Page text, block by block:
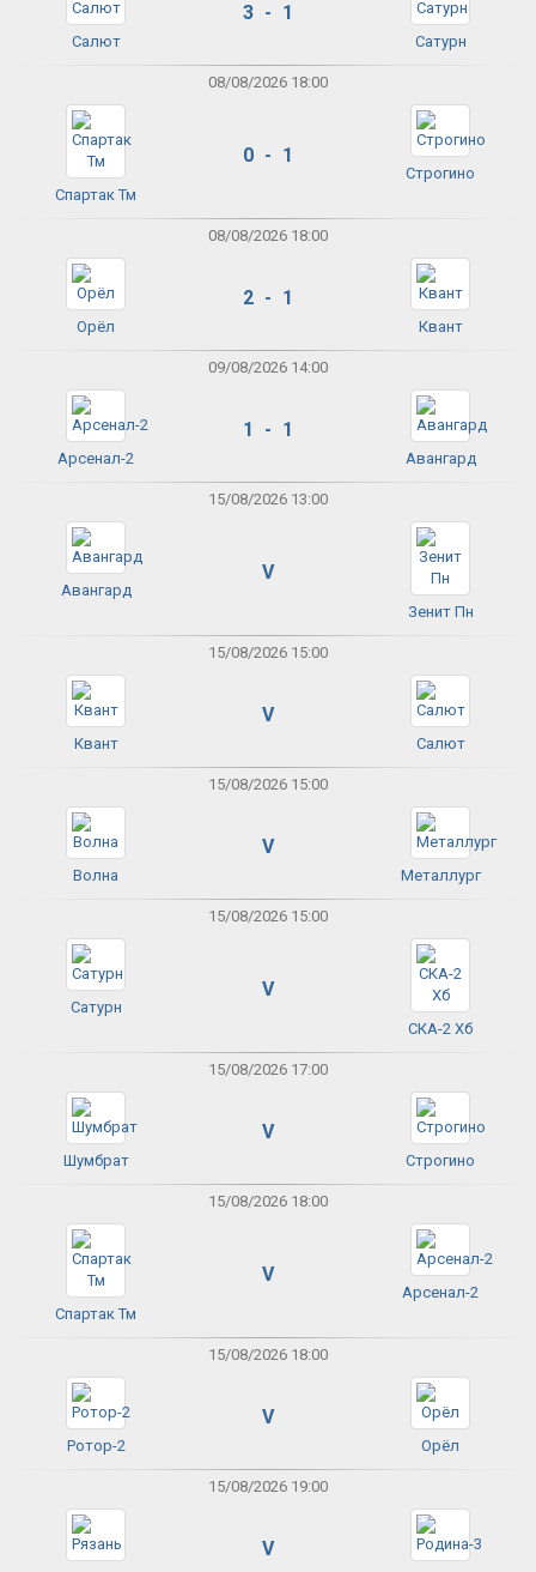
Салют
3 - 1
Сатурн
08/08/2026 18:00
Спартак Тм
0 - 1
Строгино
08/08/2026 18:00
Орёл
2 - 1
Квант
09/08/2026 14:00
Арсенал-2
1 - 1
Авангард
15/08/2026 13:00
Авангард
V
Зенит Пн
15/08/2026 15:00
Квант
V
Салют
15/08/2026 15:00
Волна
V
Металлург
15/08/2026 15:00
Сатурн
V
СКА-2 Хб
15/08/2026 17:00
Шумбрат
V
Строгино
15/08/2026 18:00
Спартак Тм
V
Арсенал-2
15/08/2026 18:00
Ротор-2
V
Орёл
15/08/2026 19:00
V